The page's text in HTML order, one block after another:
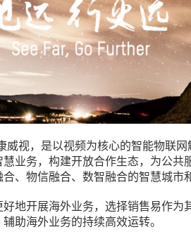
威视，是以视频为核心的智能物联
业务，构建开放合作生态，为公共
、物信融合、数智融合的智慧城市
地开展海外业务，选择销售易作为
助海外业务的持续高效运转。